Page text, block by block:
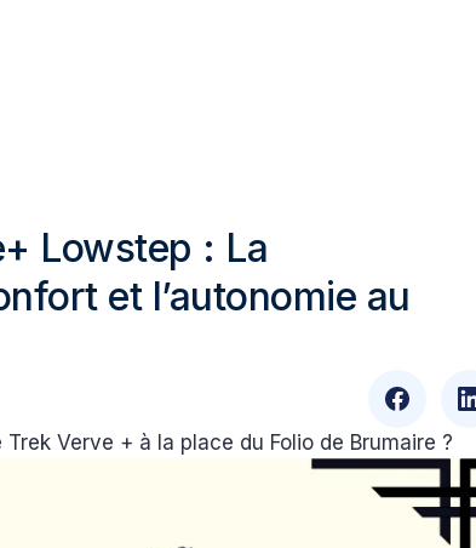
Lowstep : La
et l’autonomie au
Verve + à la place du Folio de Brumaire ?